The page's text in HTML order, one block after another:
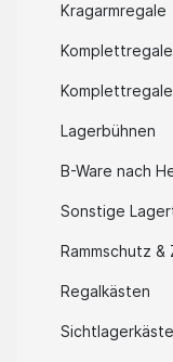
Kragarmregale
Lagerbühnen
B-Ware nach
Sonstige
Rammschutz &
Regalkästen